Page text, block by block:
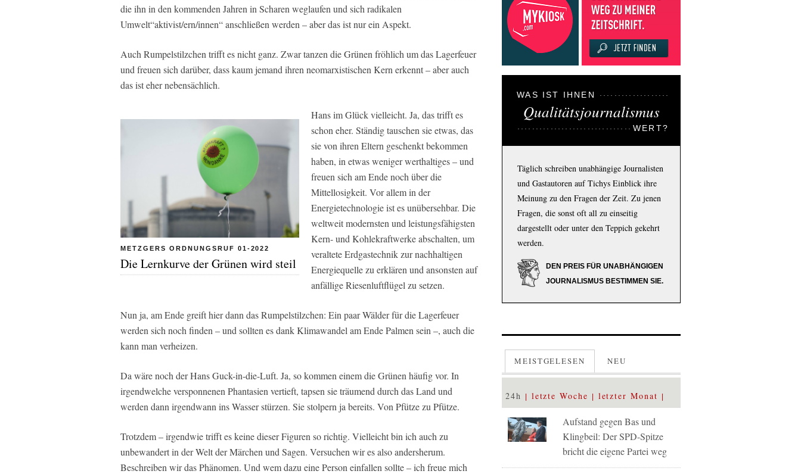
die ihn in den kommenden Jahren in Scharen weglaufen und sich radikalen
Umwelt“aktivist/ern/innen“ anschließen werden – aber das ist nur ein Aspekt.
Auch Rumpelstilzchen trifft es nicht ganz. Zwar tanzen die Grünen fröhlich um das Lagerfeuer
und freuen sich darüber, dass kaum jemand ihren neomarxistischen Kern erkennt – aber auch
das ist eher nebensächlich.
METZGERS ORDNUNGSRUF 01-2022
Die Lernkurve der Grünen wird steil
Hans im Glück vielleicht. Ja, das trifft es
schon eher. Ständig tauschen sie etwas, das
sie von ihren Eltern geschenkt bekommen
haben, in etwas weniger werthaltiges – und
freuen sich am Ende noch über die
Mittellosigkeit. Vor allem in der
Energietechnologie ist es unübersehbar. Die
weltweit modernsten und leistungsfähigsten
Kern- und Kohlekraftwerke abschalten, um
veraltete Erdgastechnik zur nachhaltigen
Energiequelle zu erklären und ansonsten auf
anfällige Riesenluftflügel zu setzen.
Nun ja, am Ende greift hier dann das Rumpelstilzchen: Ein paar Wälder für die Lagerfeuer
werden sich noch finden – und sollten es dank Klimawandel am Ende Palmen sein –, auch die
kann man verheizen.
Da wäre noch der Hans Guck-in-die-Luft. Ja, so kommen einem die Grünen häufig vor. In
irgendwelche versponnenen Phantasien vertieft, tapsen sie träumend durch das Land und
werden dann irgendwann ins Wasser stürzen. Sie stolpern ja bereits. Von Pfütze zu Pfütze.
Trotzdem – irgendwie trifft es keine dieser Figuren so richtig. Vielleicht bin ich auch zu
unbewandert in der Welt der Märchen und Sagen. Versuchen wir es also andersherum.
Beschreiben wir das Phänomen. Und wem dazu eine Person einfallen sollte – ich freue mich
WAS IST IHNEN
Qualitätsjournalismus
WERT?
Täglich schreiben unabhängige Journalisten
und Gastautoren auf Tichys Einblick ihre
Meinung zu den Fragen der Zeit. Zu jenen
Fragen, die sonst oft all zu einseitig
dargestellt oder unter den Teppich gekehrt
werden.
DEN PREIS FÜR UNABHÄNGIGEN
JOURNALISMUS BESTIMMEN SIE.
MEISTGELESEN NEU
24h letzte Woche letzter Monat
Aufstand gegen Bas und
Klingbeil: Der SPD-Spitze
bricht die eigene Partei weg